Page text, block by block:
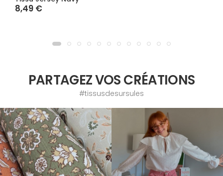
8,49 €
PARTAGEZ VOS CRÉATIONS
#tissusdesursules